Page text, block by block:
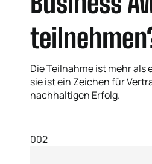
Die Teilnahme ist mehr als
sie ist ein Zeichen für
nachhaltigen Erfolg.
002